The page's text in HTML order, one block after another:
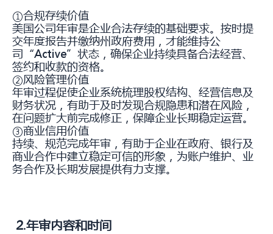
①合规存续价值
美国公司年审是企业合法存续的基础要求。按时提
交年度报告并缴纳州政府费用，才能维持公
司“Active”状态，确保企业持续具备合法经营、
签约和收款的资格。
②风险管理价值
年审过程促使企业系统梳理股权结构、经营信息及
财务状况，有助于及时发现合规隐患和潜在风险，
在问题扩大前完成修正，保障企业长期稳定运营。
③商业信用价值
持续、规范完成年审，有助于企业在政府、银行及
商业合作中建立稳定可信的形象，为账户维护、业
务合作及长期发展提供有力支撑。
2.年审内容和时间